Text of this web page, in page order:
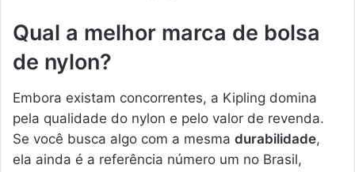
Qual a melhor marca de bolsa
de nylon?
Embora existam concorrentes, a Kipling domina
pela qualidade do nylon e pelo valor de revenda.
Se você busca algo com a mesma durabilidade,
ela ainda é a referência número um no Brasil,